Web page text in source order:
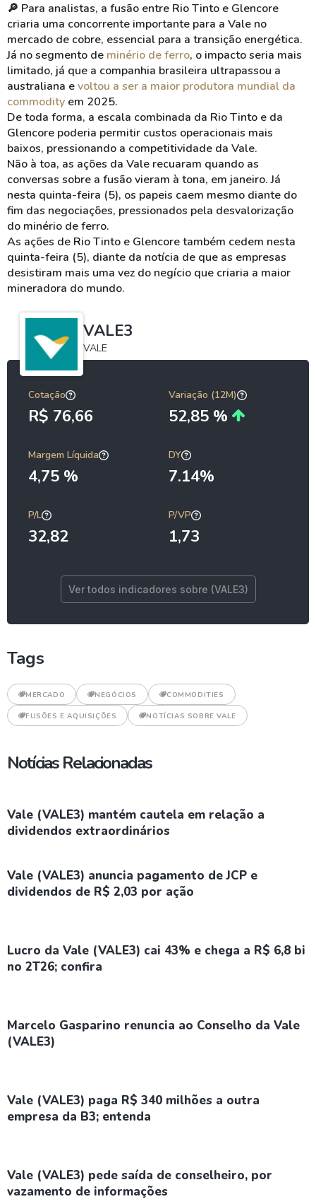
🔎 Para analistas, a fusão entre Rio Tinto e Glencore
criaria uma concorrente importante para a Vale no
mercado de cobre, essencial para a transição energética.
Já no segmento de minério de ferro, o impacto seria mais
limitado, já que a companhia brasileira ultrapassou a
australiana evoltou a ser a maior produtora mundial da
commodity em 2025.
De toda forma, a escala combinada da Rio Tinto e da
Glencore poderia permitir custos operacionais mais
baixos, pressionando a competitividade da Vale.
Não à toa, as ações da Vale recuaram quando as
conversas sobre a fusão vieram à tona, em janeiro. Já
nesta quinta-feira (5), os papeis caem mesmo diante do
fim das negociações, pressionados pela desvalorização
do minério de ferro.
As ações de Rio Tinto e Glencore também cedem nesta
quinta-feira (5), diante da notícia de que as empresas
desistiram mais uma vez do negício que criaria a maior
mineradora do mundo.
VALE3
VALE
Cotação
R$ 76,66
Variação (12M)
52,85 %
Margem Líquida
4,75 %
DY
7.14%
P/L
32,82
P/VP
1,73
Ver todos indicadores sobre (VALE3)
Tags
MERCADO NEGÓCIOS COMMODITIES
FUSÕES E AQUISIÇÕES NOTÍCIAS SOBRE VALE
Notícias Relacionadas
Vale (VALE3) mantém cautela em relação a
dividendos extraordinários
Vale (VALE3) anuncia pagamento de JCP e
dividendos de R$ 2,03 por ação
Lucro da Vale (VALE3) cai 43% e chega a R$ 6,8 bi
no 2T26; confira
Marcelo Gasparino renuncia ao Conselho da Vale
(VALE3)
Vale (VALE3) paga R$ 340 milhões a outra
empresa da B3; entenda
Vale (VALE3) pede saída de conselheiro, por
vazamento de informações